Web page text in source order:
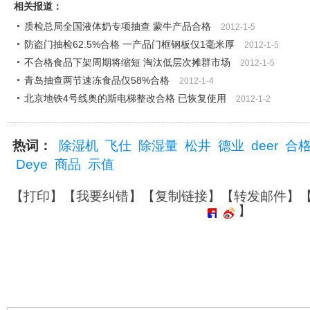
相关报道：
质检总局全国液体奶专项抽查 蒙牛产品合格
2012-1-5
防盗门抽检62.5%合格 一产品门框钢板仅1毫米厚 2012-1-5
不合格食品下架周期将缩短 淘汰低层次摊群市场 2012-1-5
青岛抽查两节速冻食品仅58%合格 2012-1-4
北京地铁4号线奥的斯电梯整改合格 已恢复使用 2012-1-2
热词： 除湿机 飞仕 除湿量 松井 德业 deer 合
Deye 商品 示值
【打印】【我要纠错】【复制链接】【转发邮件】
】